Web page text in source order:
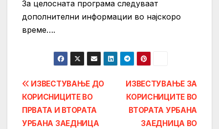
За целосната програма следуваат
дополнителни информации во најскоро
време….
Post
navigation
ИЗВЕСТУВАЊЕ ЗА
КОРИСНИЦИТЕ ВО
ВТОРАТА УРБАНА
ЗАЕДНИЦА ВО
ИЗВЕСТУВАЊЕ ДО
КОРИСНИЦИТЕ ВО
ПРВАТА И ВТОРАТА
УРБАНА ЗАЕДНИЦА